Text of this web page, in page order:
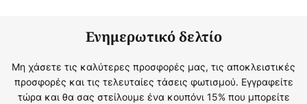
Ενημερωτικό δελτίο
Μη χάσετε τις καλύτερες προσφορές μας, τις αποκλειστικές
προσφορές και τις τελευταίες τάσεις φωτισμού. Εγγραφείτε
τώρα και θα σας στείλουμε ένα κουπόνι 15% που μπορείτε